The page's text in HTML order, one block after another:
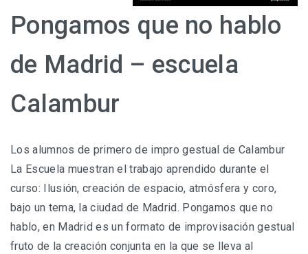
Pongamos que no hablo
de Madrid – escuela
Calambur
Los alumnos de primero de impro gestual de Calambur
La Escuela muestran el trabajo aprendido durante el
curso: Ilusión, creación de espacio, atmósfera y coro,
bajo un tema, la ciudad de Madrid. Pongamos que no
hablo, en Madrid es un formato de improvisación gestual
fruto de la creación conjunta en la que se lleva al